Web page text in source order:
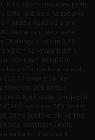
kolo súťaže družstiev prišla
tieto kolá bolo na začiatku
Middle Road V2 a pre
Jedná sa o nie zrovna
Challenge s ratiom 5,75
sa vysporiadať s
kde osem najlepších
a víťazom kola sa stal
boda a za ním
209 bodov
208,86 boda. O najvyšší
výkonom 265 bodov.
Game odoláva, ale veríme,
túto bowlingovú métu
sa darilo družstvu 4